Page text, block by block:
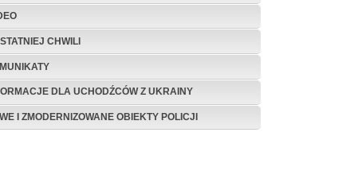
CHWILI
DLA UCHODŹCÓW Z UKRAINY
I ZMODERNIZOWANE OBIEKTY POLICJI